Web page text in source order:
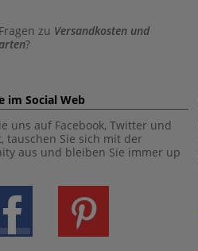
zu Versandkosten und
?
im Social Web
uns auf Facebook, Twitter und
tauschen Sie sich mit der
aus und bleiben Sie immer up